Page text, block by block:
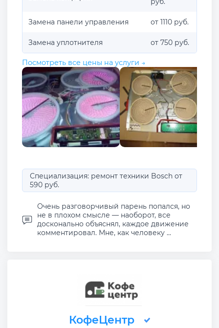
Замена панели управления от 1110 руб.
Замена уплотнителя от 750 руб.
Посмотреть все цены на услуги →
Специализация: ремонт техники Bosch от
590 руб.
Очень разговорчивый парень попался, но
не в плохом смысле — наоборот, все
досконально объяснял, каждое движение
комментировал. Мне, как человеку ...
КофеЦентр